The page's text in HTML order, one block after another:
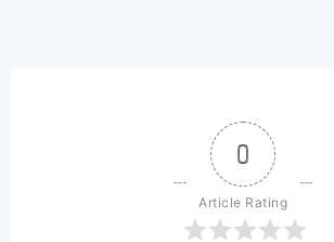
0
Article Rating